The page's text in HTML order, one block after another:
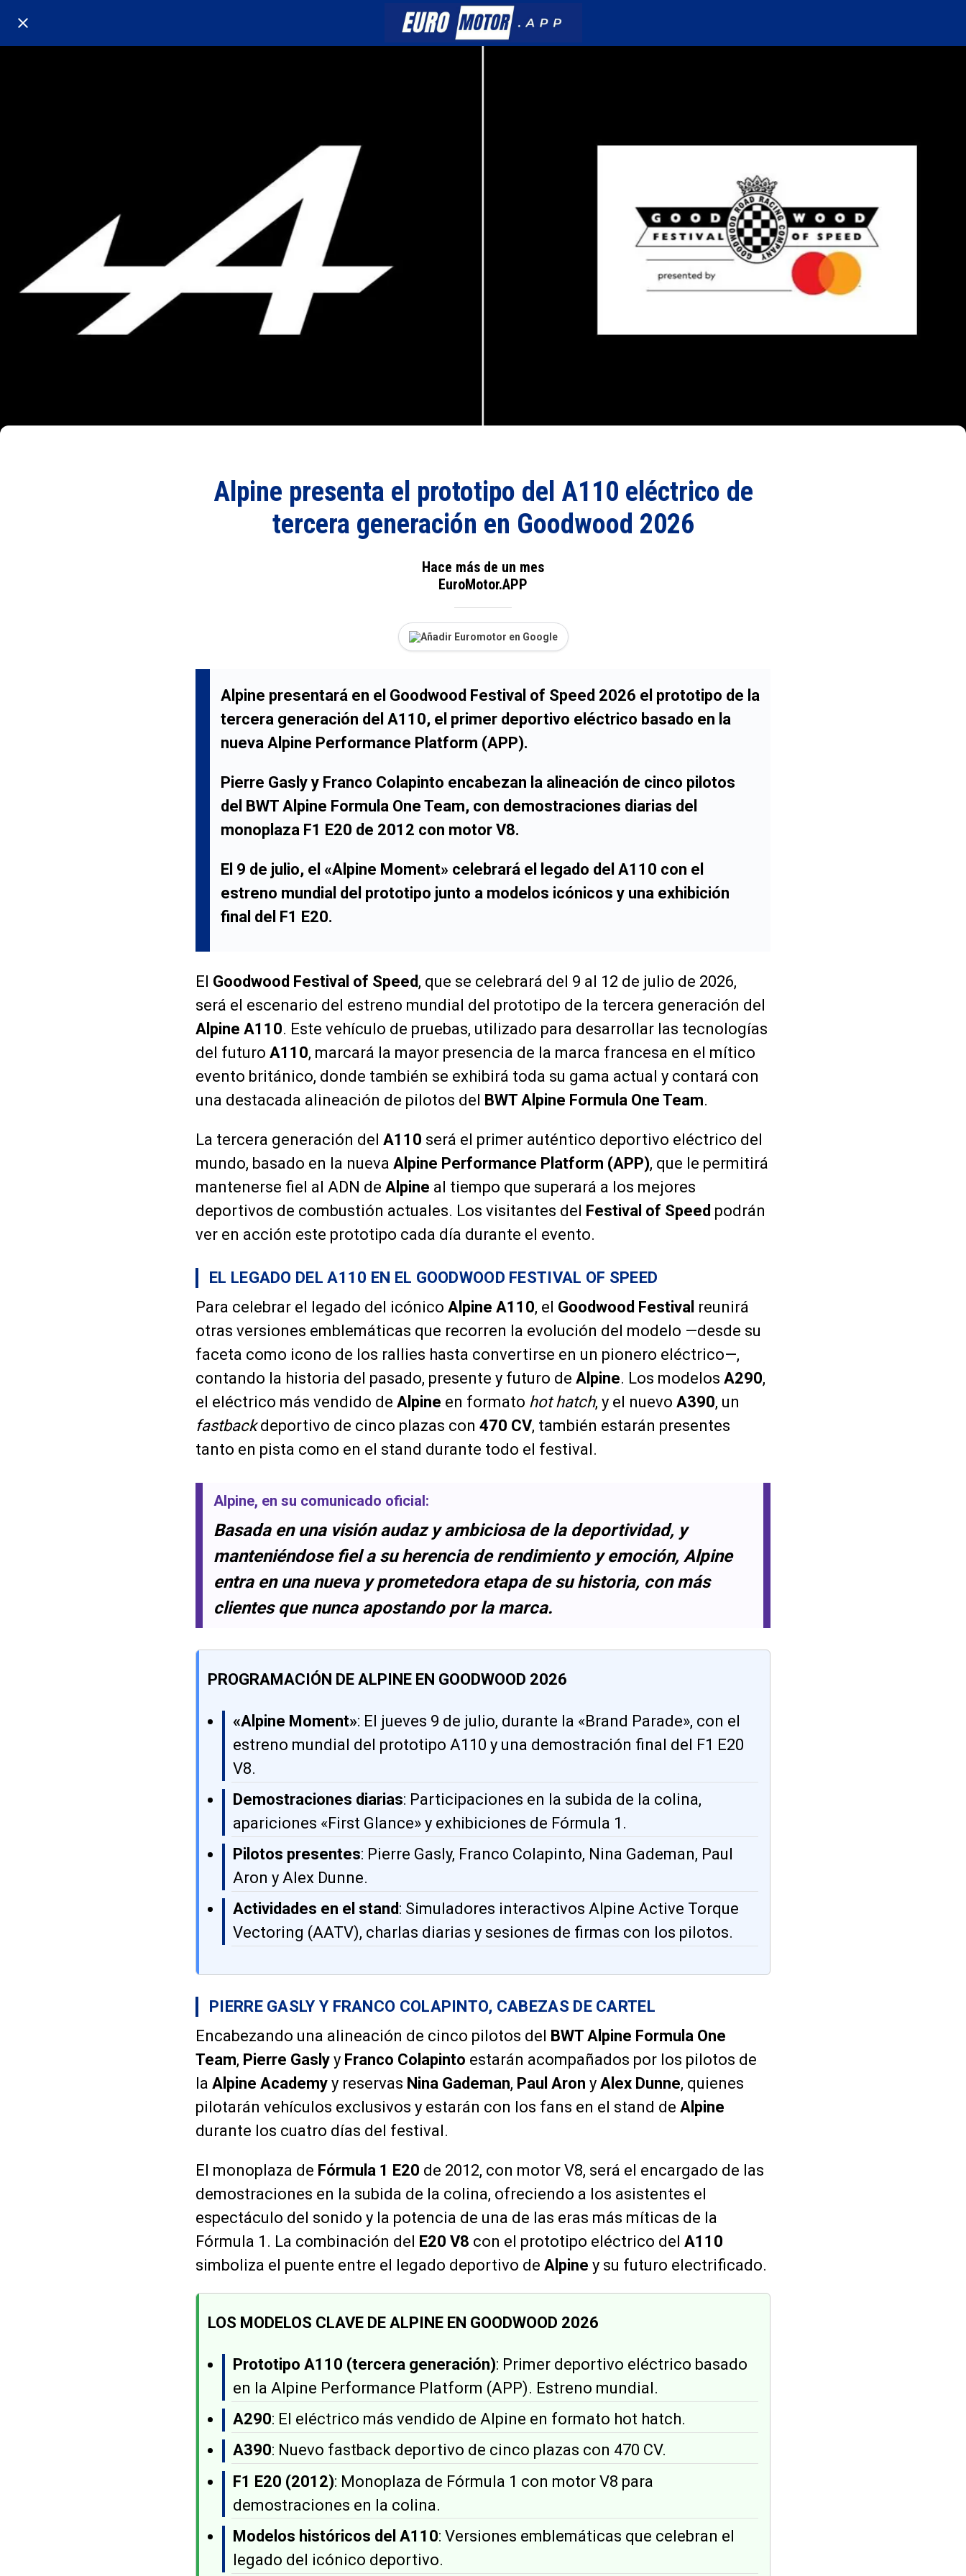
Alpine presenta el prototipo del A110 eléctrico de
tercera generación en Goodwood 2026
Hace más de un mes
EuroMotor.APP
Añadir Euromotor en Google
Alpine presentará en el Goodwood Festival of Speed 2026 el prototipo de la
tercera generación del A110, el primer deportivo eléctrico basado en la
nueva Alpine Performance Platform (APP).
Pierre Gasly y Franco Colapinto encabezan la alineación de cinco pilotos
del BWT Alpine Formula One Team, con demostraciones diarias del
monoplaza F1 E20 de 2012 con motor V8.
El 9 de julio, el «Alpine Moment» celebrará el legado del A110 con el
estreno mundial del prototipo junto a modelos icónicos y una exhibición
final del F1 E20.
El Goodwood Festival of Speed , que se celebrará del 9 al 12 de julio de 2026,
será el escenario del estreno mundial del prototipo de la tercera generación del
Alpine A110. Este vehículo de pruebas, utilizado para desarrollar las tecnologías
del futuro A110, marcará la mayor presencia de la marca francesa en el mítico
evento británico, donde también se exhibirá toda su gama actual y contará con
una destacada alineación de pilotos del BWT Alpine Formula One Team.
La tercera generación del A110 será el primer auténtico deportivo eléctrico del
mundo, basado en la nueva Alpine Performance Platform (APP), que le permitirá
mantenerse fiel al ADN de Alpine al tiempo que superará a los mejores
deportivos de combustión actuales. Los visitantes del Festival of Speed podrán
ver en acción este prototipo cada día durante el evento.
EL LEGADO DEL A110 EN EL GOODWOOD FESTIVAL OF SPEED
Para celebrar el legado del icónico Alpine A110, el Goodwood Festival reunirá
otras versiones emblemáticas que recorren la evolución del modelo —desde su
faceta como icono de los rallies hasta convertirse en un pionero eléctrico—,
contando la historia del pasado, presente y futuro de Alpine. Los modelos A290,
el eléctrico más vendido de Alpine en formato hot hatch, y el nuevo A390, un
fastbackdeportivo de cinco plazas con 470 CV, también estarán presentes
tanto en pista como en el stand durante todo el festival.
Alpine, en su comunicado oficial:
Basada en una visión audaz y ambiciosa de la deportividad, y
manteniéndose fiel a su herencia de rendimiento y emoción, Alpine
entra en una nueva y prometedora etapa de su historia, con más
clientes que nunca apostando por la marca.
PROGRAMACIÓN DE ALPINE EN GOODWOOD 2026
«Alpine Moment»: El jueves 9 de julio, durante la «Brand Parade», con el
estreno mundial del prototipo A110 y una demostración final del F1 E20
V8.
Demostraciones diarias: Participaciones en la subida de la colina,
apariciones «First Glance» y exhibiciones de Fórmula 1.
Pilotos presentes: Pierre Gasly, Franco Colapinto, Nina Gademan, Paul
Aron y Alex Dunne.
Actividades en el stand: Simuladores interactivos Alpine Active Torque
Vectoring (AATV), charlas diarias y sesiones de firmas con los pilotos.
PIERRE GASLY Y FRANCO COLAPINTO, CABEZAS DE CARTEL
Encabezando una alineación de cinco pilotos del BWT Alpine Formula One
Team, Pierre Gasly y Franco Colapinto estarán acompañados por los pilotos de
la Alpine Academy y reservas Nina Gademan, Paul Aron y Alex Dunne, quienes
pilotarán vehículos exclusivos y estarán con los fans en el stand de Alpine
durante los cuatro días del festival.
El monoplaza de Fórmula 1 E20 de 2012, con motor V8, será el encargado de las
demostraciones en la subida de la colina, ofreciendo a los asistentes el
espectáculo del sonido y la potencia de una de las eras más míticas de la
Fórmula 1. La combinación del E20 V8 con el prototipo eléctrico del A110
simboliza el puente entre el legado deportivo de Alpine y su futuro electrificado.
LOS MODELOS CLAVE DE ALPINE EN GOODWOOD 2026
Prototipo A110 (tercera generación): Primer deportivo eléctrico basado
en la Alpine Performance Platform (APP). Estreno mundial.
A290: El eléctrico más vendido de Alpine en formato hot hatch.
A390: Nuevo fastback deportivo de cinco plazas con 470 CV.
F1 E20 (2012): Monoplaza de Fórmula 1 con motor V8 para
demostraciones en la colina.
Modelos históricos del A110: Versiones emblemáticas que celebran el
legado del icónico deportivo.